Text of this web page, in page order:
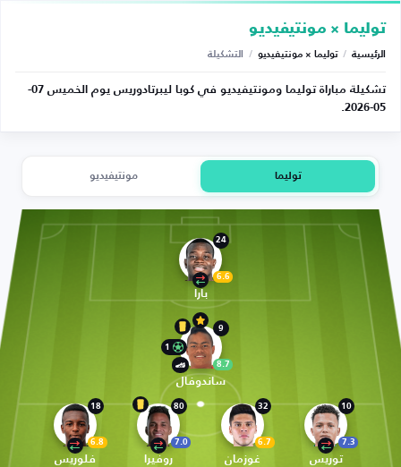
توليما × مونتيفيديو
الرئيسية / توليما × مونتيفيديو / التشكيلة
تشكيلة مباراة توليما ومونتيفيديو في كوبا ليبرتادوريس يوم الخميس 07-
05-2026.
توليما مونتيفيديو
24
6.6
بارا
9
8.7
1
ساندوفال
18
6.8
فلوريس
80
7.0
روفيرا
32
6.7
غوزمان
10
7.3
توريس